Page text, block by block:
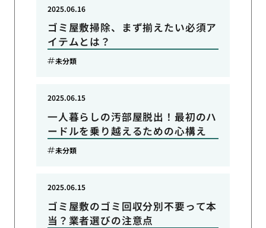
ゴミ屋敷掃除、まず揃えたい必須ア
イテムとは？
2025.06.16
未分類
一人暮らしの汚部屋脱出！最初のハ
ードルを乗り越えるための心構え
2025.06.15
未分類
ゴミ屋敷のゴミ回収分別不要って本
当？業者選びの注意点
2025.06.15